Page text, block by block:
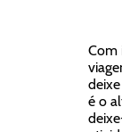
Com
é o